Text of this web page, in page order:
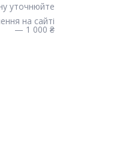
уточнюйте
на сайті
— 1 000 ₴